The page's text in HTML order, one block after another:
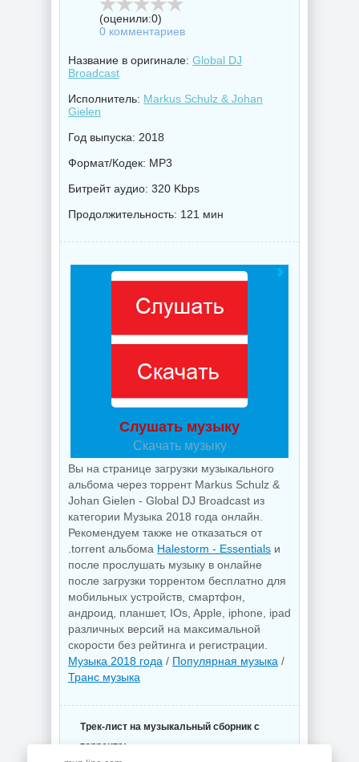
(оценили:0)
0 комментариев
Название в оригинале: Global DJ
Broadcast
Исполнитель: Markus Schulz & Johan
Gielen
Год выпуска: 2018
Формат/Кодек: MP3
Битрейт аудио: 320 Kbps
Продолжительность: 121 мин
Слушать музыку
Скачать музыку
Вы на странице загрузки музыкального
альбома через торрент Markus Schulz &
Johan Gielen - Global DJ Broadcast из
категории Музыка 2018 года онлайн.
Рекомендуем также не отказаться от
.torrent альбома Halestorm - Essentials и
после прослушать музыку в онлайне
после загрузки торрентом бесплатно для
мобильных устройств, смартфон,
андроид, планшет, IOs, Apple, iphone, ipad
различных версий на максимальной
скорости без рейтинга и регистрации.
Музыка 2018 года / Популярная музыка /
Транс музыка
Трек-лист на музыкальный сборник с
торрента: